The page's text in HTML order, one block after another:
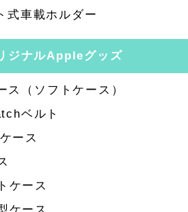
式車載ホルダー
ジナルAppleグッズ
ス（ソフトケース）
ベルト
ース
ケース